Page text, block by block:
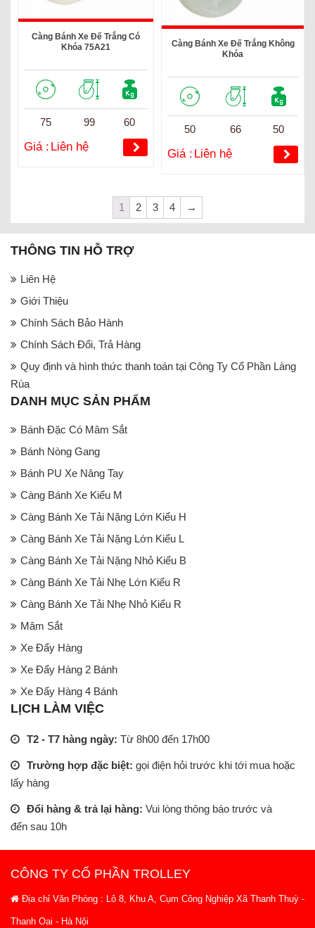
Càng Bánh Xe Đế Trắng Có
Khóa 75A21
75 99 60
Giá : Liên hệ
Càng Bánh Xe Đế Trắng Không
Khóa
50 66 50
Giá : Liên hệ
1 2 3 4 →
THÔNG TIN HỖ TRỢ
Liên Hệ
Giới Thiệu
Chính Sách Bảo Hành
Chính Sách Đổi, Trả Hàng
Quy định và hình thức thanh toán tại Công Ty Cổ Phần Làng
Rùa
DANH MỤC SẢN PHẨM
Bánh Đặc Có Mâm Sắt
Bánh Nòng Gang
Bánh PU Xe Nâng Tay
Càng Bánh Xe Kiểu M
Càng Bánh Xe Tải Nặng Lớn Kiểu H
Càng Bánh Xe Tải Nặng Lớn Kiểu L
Càng Bánh Xe Tải Nặng Nhỏ Kiểu B
Càng Bánh Xe Tải Nhẹ Lớn Kiểu R
Càng Bánh Xe Tải Nhẹ Nhỏ Kiểu R
Mâm Sắt
Xe Đẩy Hàng
Xe Đẩy Hàng 2 Bánh
Xe Đẩy Hàng 4 Bánh
LỊCH LÀM VIỆC
T2 - T7 hàng ngày: Từ 8h00 đến 17h00
Trường hợp đặc biệt: gọi điện hỏi trước khi tới mua hoặc
lấy hàng
Đổi hàng & trả lại hàng: Vui lòng thông báo trước và
đến sau 10h
CÔNG TY CỔ PHẦN TROLLEY
Địa chỉ Văn Phòng : Lô 8, Khu A, Cụm Công Nghiệp Xã Thanh Thuỳ -
Thanh Oai - Hà Nội